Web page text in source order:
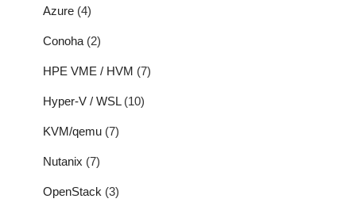
Azure (4)
Conoha (2)
HPE VME / HVM (7)
Hyper-V / WSL(10)
KVM/qemu (7)
Nutanix (7)
OpenStack (3)